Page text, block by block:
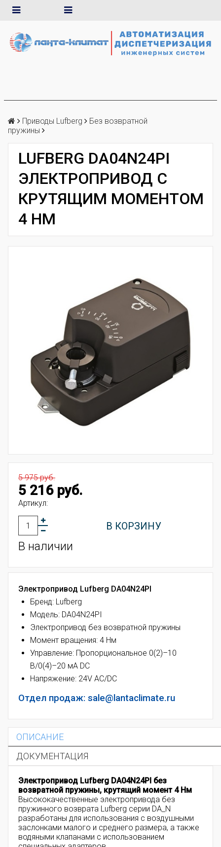
Приводы Lufberg
Без возвратной
пружины
LUFBERG DA04N24PI
ЭЛЕКТРОПРИВОД С
КРУТЯЩИМ МОМЕНТОМ
4 НМ
5 975 руб.
5 216 руб.
Артикул:
В КОРЗИНУ
В наличии
Электропривод Lufberg DA04N24PI
Бренд: Lufberg
Модель: DA04N24PI
Электропривод без возвратной пружины
Момент вращения: 4 Нм
Управление: Пропорциональное 0(2)–10
В/0(4)–20 мА DC
Напряжение: 24V AC/DC
Отдел продаж: sale@lantaclimate.ru
ОПИСАНИЕ
ДОКУМЕНТАЦИЯ
Электропривод Lufberg DA04N24PI без
возвратной пружины, крутящий момент4 Нм
Высококачественные электропривода без
пружинного возврата Lufberg серии DA_N
разработаны для использования с воздушными
заслонками малого и среднего размера, а также
водяными клапанами с использованием